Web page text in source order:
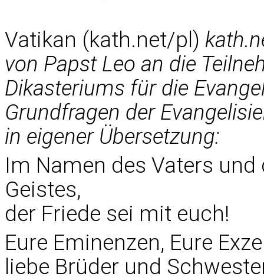
Vatikan (kath.net/pl)
von Papst Leo an die
Dikasteriums für die
Grundfragen der
in eigener Übersetzung:
Im Namen des Vaters
Geistes,
der Friede sei mit euch!
Eure Eminenzen, Eure
liebe Brüder und